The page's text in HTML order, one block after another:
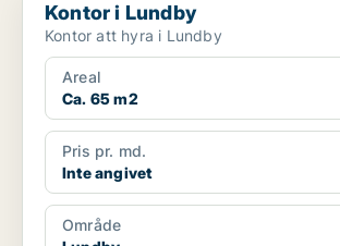
Kontor i Lundby
Kontor att hyra i Lundby
Areal
Ca. 65 m2
Pris pr. md.
Inte angivet
Område